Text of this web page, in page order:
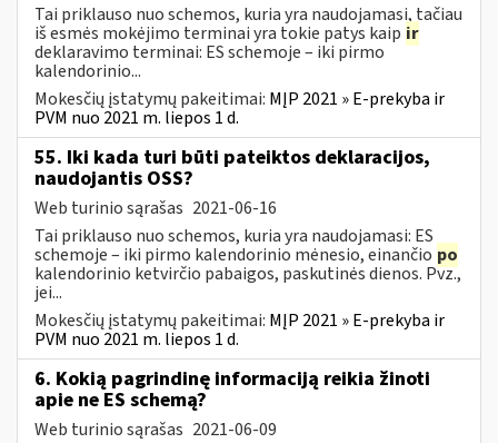
Tai priklauso nuo schemos, kuria yra naudojamasi, tačiau
iš esmės mokėjimo terminai yra tokie patys kaip ir
deklaravimo terminai: ES schemoje – iki pirmo
kalendorinio...
Mokesčių įstatymų pakeitimai: MĮP 2021 » E-prekyba ir
PVM nuo 2021 m. liepos 1 d.
55. Iki kada turi būti pateiktos deklaracijos,
naudojantis OSS?
Web turinio sąrašas 2021-06-16
Tai priklauso nuo schemos, kuria yra naudojamasi: ES
schemoje – iki pirmo kalendorinio mėnesio, einančio po
kalendorinio ketvirčio pabaigos, paskutinės dienos. Pvz.,
jei...
Mokesčių įstatymų pakeitimai: MĮP 2021 » E-prekyba ir
PVM nuo 2021 m. liepos 1 d.
6. Kokią pagrindinę informaciją reikia žinoti
apie ne ES schemą?
Web turinio sąrašas 2021-06-09